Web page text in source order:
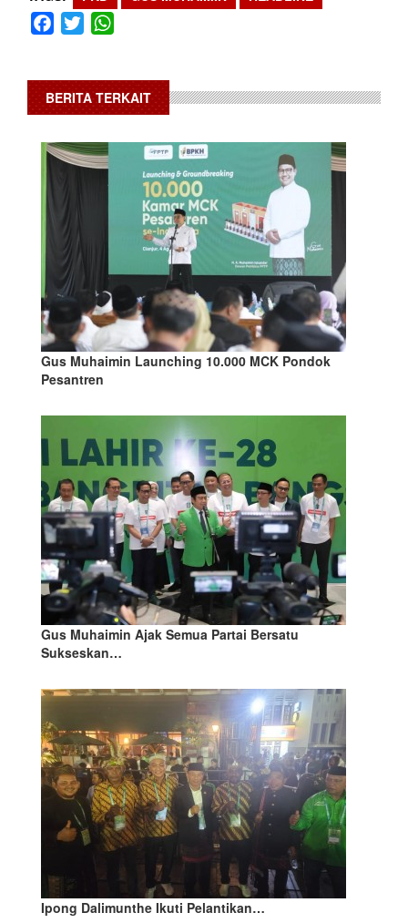
Facebook
Twitter
BERITA TERKAIT
Gus Muhaimin Launching 10.000 MCK Pondok
Pesantren
Gus Muhaimin Ajak Semua Partai Bersatu
Sukseskan…
Ipong Dalimunthe Ikuti Pelantikan…